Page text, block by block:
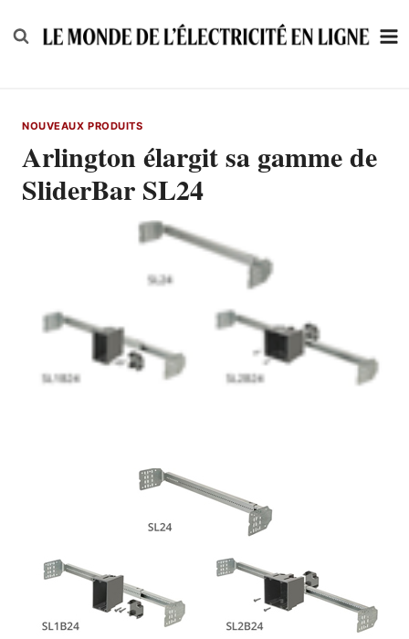
to
NOUVEAUX PRODUITS
Arlington élargit sa gamme de
SliderBar SL24